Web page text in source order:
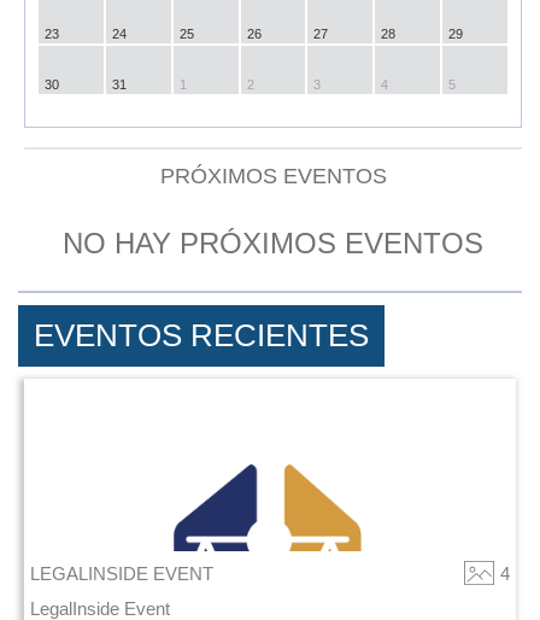
23 24 25 26 27 28 29
30 31 1 2 3 4 5
PRÓXIMOS EVENTOS
NO HAY PRÓXIMOS EVENTOS
EVENTOS RECIENTES
LEGALINSIDE EVENT
4
LegalInside Event